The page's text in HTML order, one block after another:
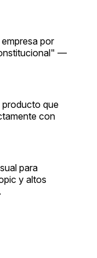
por
—
producto que
con
para
y altos